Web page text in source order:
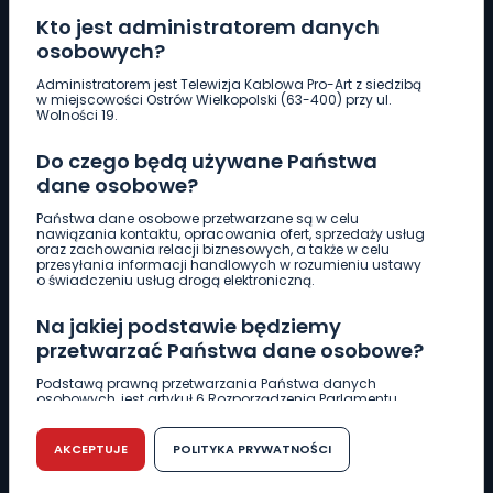
Kto jest administratorem danych
osobowych?
Administratorem jest Telewizja Kablowa Pro-Art z siedzibą
w miejscowości Ostrów Wielkopolski (63-400) przy ul.
Wolności 19.
Do czego będą używane Państwa
dane osobowe?
Państwa dane osobowe przetwarzane są w celu
nawiązania kontaktu, opracowania ofert, sprzedaży usług
oraz zachowania relacji biznesowych, a także w celu
przesyłania informacji handlowych w rozumieniu ustawy
o świadczeniu usług drogą elektroniczną.
Na jakiej podstawie będziemy
przetwarzać Państwa dane osobowe?
Podstawą prawną przetwarzania Państwa danych
osobowych, jest artykuł 6 Rozporządzenia Parlamentu
r. w sprawie ochrony osób fizycznych w związku z
przetwarzaniem danych osobowych w sprawie
swobodnego przepływu takich danych oraz uchylenia
dyrektywy 95/46/WE (RODO).
AKCEPTUJE POLITYKA PRYWATNOŚCI
Pobierz logotyp
661 997 997
REDAKCJA
62 735 22 22redakcja@wlkp24.info
DZIAŁ REKLAMY
62 735 01 85 reklama@wlkp24.info
WIADOMOŚCI
CIEKAWOSTKI